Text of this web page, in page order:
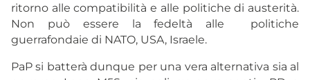
ritorno alle compatibilità e alle politiche di austerità.
Non può essere la fedeltà alle politiche
guerrafondaie di NATO, USA, Israele.
PaP si batterà dunque per una vera alternativa sia al